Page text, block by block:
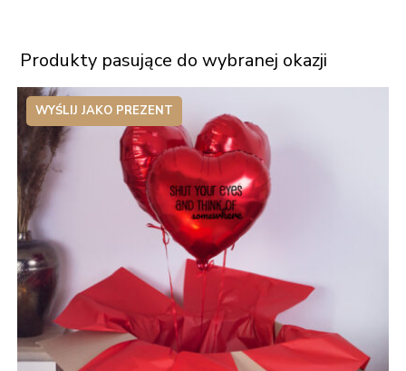
Produkty pasujące do wybranej okazji
WYŚLIJ JAKO PREZENT